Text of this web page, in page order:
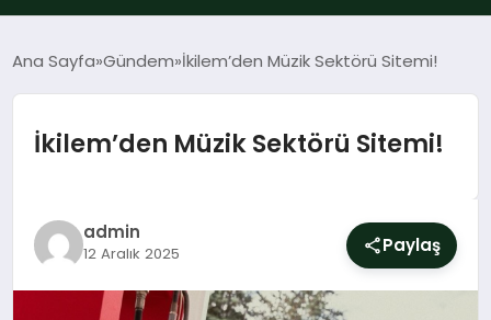
TEKNOLOJI
EKONOMI
MAGAZIN
Ana Sayfa Gündem İkilem’den Müzik Sektörü Sitemi!
İkilem’den Müzik Sektörü Sitemi!
admin
12 Aralık 2025 Paylaş